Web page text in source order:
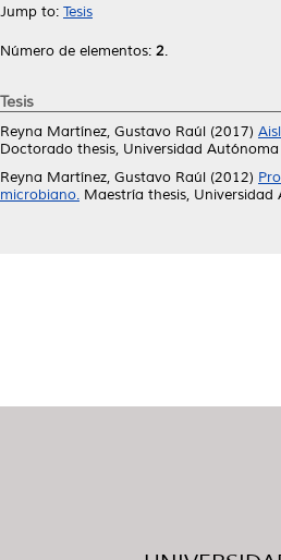
Jump to: Tesis
Número de elementos: 2.
Tesis
Reyna Martínez, Gustavo Raúl (2017)
Doctorado thesis, Universidad
Reyna Martínez, Gustavo Raúl (2012)
microbiano. Maestría thesis,